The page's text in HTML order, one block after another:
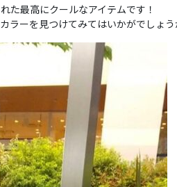
た最高にクールなアイテムです！